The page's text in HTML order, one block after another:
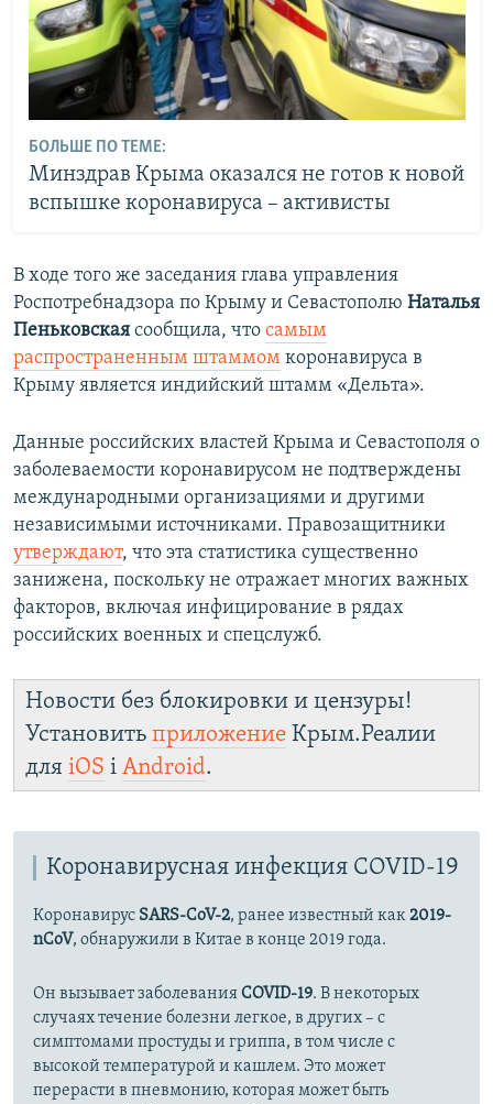
БОЛЬШЕ ПО ТЕМЕ:
Минздрав Крыма оказался не готов к новой
вспышке коронавируса – активисты
В ходе того же заседания глава управления
Роспотребнадзора по Крыму и Севастополю Наталья
Пеньковская сообщила, что самым
распространенным штаммом коронавируса в
Крыму является индийский штамм «Дельта».
Данные российских властей Крыма и Севастополя о
заболеваемости коронавирусом не подтверждены
международными организациями и другими
независимыми источниками. Правозащитники
утверждают, что эта статистика существенно
занижена, поскольку не отражает многих важных
факторов, включая инфицирование в рядах
российских военных и спецслужб.
Новости без блокировки и цензуры!
Установить приложение Крым.Реалии
для iOS і Android.
Коронавирусная инфекция COVID-19
Коронавирус SARS-CoV-2, ранее известный как2019-
nCoV, обнаружили в Китае в конце 2019 года.
Он вызывает заболеванияCOVID-19. В некоторых
случаях течение болезни легкое, в других – с
симптомами простуды и гриппа, в том числе с
высокой температурой и кашлем. Это может
перерасти в пневмонию, которая может быть